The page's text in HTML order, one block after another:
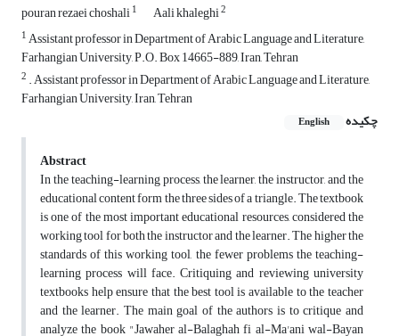
pouran rezaei choshali1 Aali khaleghi2
1Assistant professor in Department of Arabic Language and Literature,
Farhangian University, P.O. Box 14665-889, Iran, Tehran
2 . Assistant professor in Department of Arabic Language and Literature,
Farhangian University, Iran, Tehran
چکیده
English
Abstract
In the teaching-learning process, the learner, the instructor, and the
educational content form the three sides of a triangle. The textbook
is one of the most important educational resources, considered the
working tool for both the instructor and the learner. The higher the
standards of this working tool, the fewer problems the teaching-
learning process will face. Critiquing and reviewing university
textbooks help ensure that the best tool is available to the teacher
and the learner. The main goal of the authors is to critique and
analyze the book "Jawaher al-Balaghah fi al-Ma'ani wal-Bayan